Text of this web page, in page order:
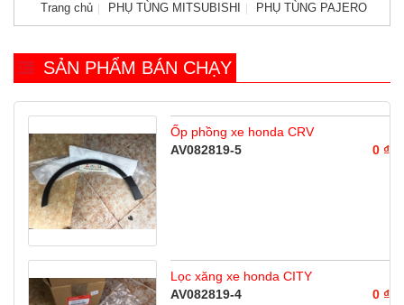
Trang chủ PHỤ TÙNG MITSUBISHI PHỤ TÙNG PAJERO
SẢN PHẨM BÁN CHẠY
Ốp phồng xe honda CRV
AV082819-5
0 ₫
Lọc xăng xe honda CITY
AV082819-4
0 ₫